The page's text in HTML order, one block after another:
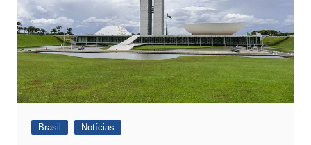
Brasil Notícias